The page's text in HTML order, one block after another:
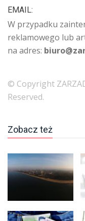
EMAIL:
W przypadku
reklamowego lub
na adres:
© Copyright
Reserved.
Zobacz też